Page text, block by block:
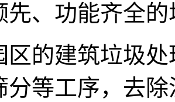
先、功能齐全
建筑垃圾处
分等工序，去